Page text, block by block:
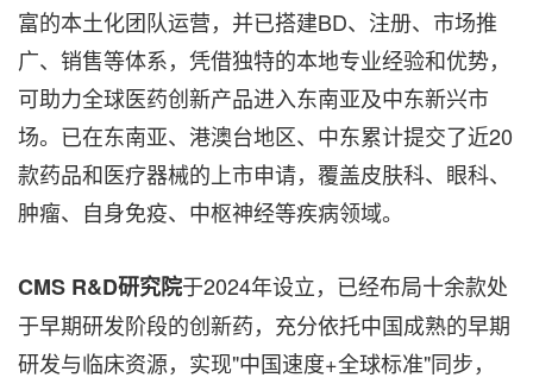
富的本土化团队运营，并已搭建BD、注册、市场推
广、销售等体系，凭借独特的本地专业经验和优势，
可助力全球医药创新产品进入东南亚及中东新兴市
场。已在东南亚、港澳台地区、中东累计提交了近20
款药品和医疗器械的上市申请，覆盖皮肤科、眼科、
肿瘤、自身免疫、中枢神经等疾病领域。
CMS R&D研究院于2024年设立，已经布局十余款处
于早期研发阶段的创新药，充分依托中国成熟的早期
研发与临床资源，实现"中国速度+全球标准"同步，